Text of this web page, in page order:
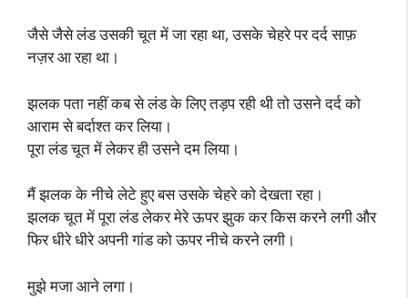
जैसे जैसे लंड उसकी चूत में जा रहा था, उसके चेहरे पर दर्द साफ़
नज़र आ रहा था।
झलक पता नहीं कब से लंड के लिए तड़प रही थी तो उसने दर्द को
आराम से बर्दाश्त कर लिया।
पूरा लंड चूत में लेकर ही उसने दम लिया।
मैं झलक के नीचे लेटे हुए बस उसके चेहरे को देखता रहा।
झलक चूत में पूरा लंड लेकर मेरे ऊपर झुक कर किस करने लगी और
फिर धीरे धीरे अपनी गांड को ऊपर नीचे करने लगी।
मुझे मजा आने लगा।